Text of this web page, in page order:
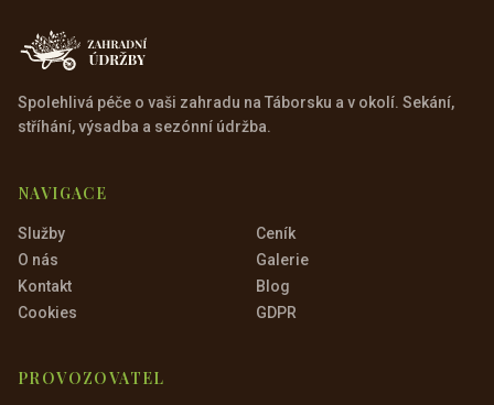
Spolehlivá péče o vaši zahradu na Táborsku a v okolí. Sekání,
stříhání, výsadba a sezónní údržba.
NAVIGACE
Služby
Ceník
O nás
Galerie
Kontakt
Blog
Cookies
GDPR
PROVOZOVATEL